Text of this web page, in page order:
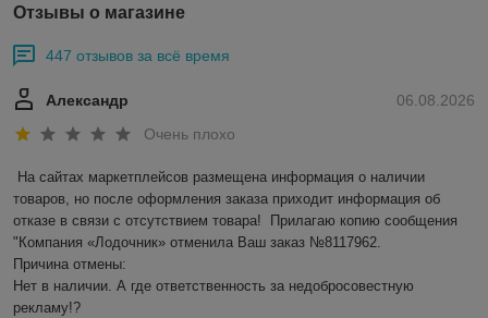
Отзывы о магазине
447 отзывов за всё время
06.08.2026
Александр
Очень плохо
На сайтах маркетплейсов размещена информация о наличии
товаров, но после оформления заказа приходит информация об
отказе в связи с отсутствием товара!  Прилагаю копию сообщения
"Компания «Лодочник» отменила Ваш заказ №8117962.
Причина отмены:
Нет в наличии. А где ответственность за недобросовестную
рекламу!?